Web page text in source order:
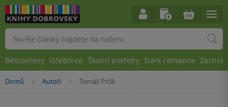
Nacházíte
Domů »Autoři »
Tomáš Prčík
Vyhledávání
Bestsellery Učebnice Školní potřeby Dark romance